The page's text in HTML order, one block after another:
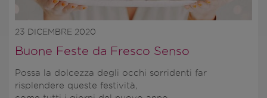
23 DICEMBRE 2020
Buone Feste da Fresco Senso
Possa la dolcezza degli occhi sorridenti far
risplendere queste festività,